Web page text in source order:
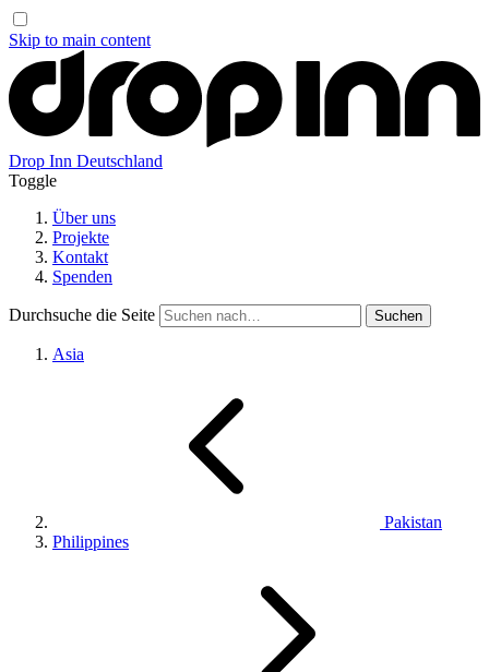
Skip to main content
Drop Inn Deutschland
Toggle
Über uns
Projekte
Kontakt
Spenden
Durchsuche die Seite
Asia
Pakistan
Philippines